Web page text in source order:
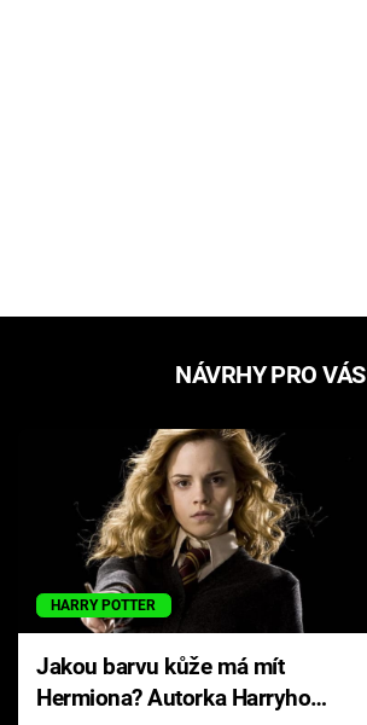
NÁVRHY PRO VÁS
HARRY POTTER
Jakou barvu kůže má mít
Hermiona? Autorka Harryho